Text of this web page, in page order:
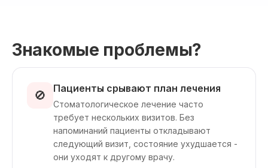
Знакомые проблемы?
🚫 Пациенты срывают план лечения
Стоматологическое лечение часто
требует нескольких визитов. Без
напоминаний пациенты откладывают
следующий визит, состояние ухудшается -
они уходят к другому врачу.